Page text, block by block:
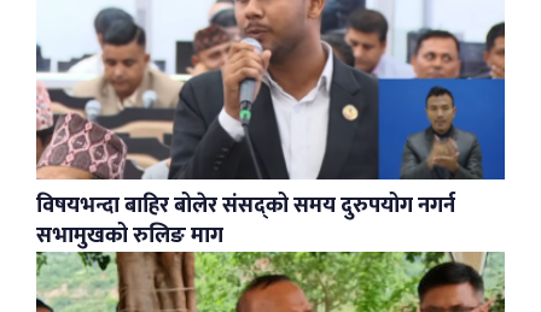
विषयभन्दा बाहिर बोलेर संसद्को समय दुरुपयोग नगर्न
सभामुखको रुलिङ माग